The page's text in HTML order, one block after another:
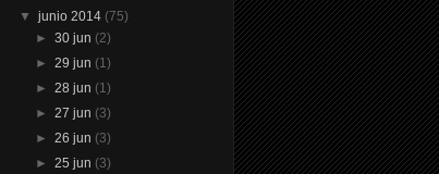
▼junio 2014 (75)
► 30 jun (2)
► 29 jun (1)
► 28 jun (1)
► 27 jun (3)
► 26 jun (3)
► 25 jun (3)